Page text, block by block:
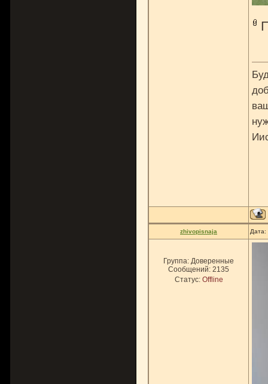
zhivopisnaja
Группа: Доверенные
Сообщений: 2135
Статус: Offline